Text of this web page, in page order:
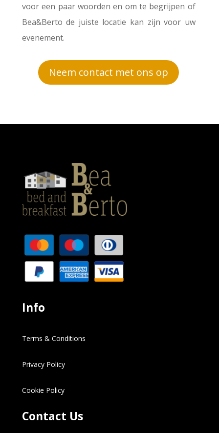
voor een paar woorden en om te begrijpen of
Bea&Berto de juiste locatie kan zijn voor uw
evenement.
Neem contact met ons op
Info
Terms & Conditions
Privacy Policy
Cookie Policy
Contact Us